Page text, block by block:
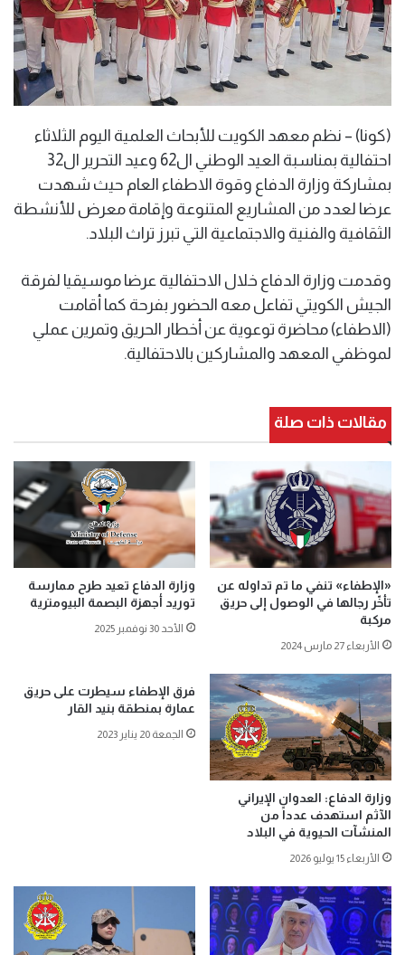
(كونا) – نظم معهد الكويت للأبحاث العلمية اليوم الثلاثاء
احتفالية بمناسبة العيد الوطني ال62 وعيد التحرير ال32
بمشاركة وزارة الدفاع وقوة الاطفاء العام حيث شهدت
عرضا لعدد من المشاريع المتنوعة وإقامة معرض للأنشطة
الثقافية والفنية والاجتماعية التي تبرز تراث البلاد.
وقدمت وزارة الدفاع خلال الاحتفالية عرضا موسيقيا لفرقة
الجيش الكويتي تفاعل معه الحضور بفرحة كما أقامت
(الاطفاء) محاضرة توعوية عن أخطار الحريق وتمرين عملي
لموظفي المعهد والمشاركين بالاحتفالية.
مقالات ذات صلة
«الإطفاء» تنفي ما تم تداوله عن
تأخّر رجالها في الوصول إلى حريق
مركبة
الأربعاء 27 مارس 2024
وزارة الدفاع تعيد طرح ممارسة
توريد أجهزة البصمة البيومترية
الأحد 30 نوفمبر 2025
وزارة الدفاع: العدوان الإيراني
الآثم استهدف عدداً من
المنشآت الحيوية في البلاد
الأربعاء 15 يوليو 2026
فرق الإطفاء سيطرت على حريق
عمارة بمنطقة بنيد القار
الجمعة 20 يناير 2023